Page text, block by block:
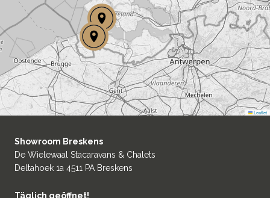
Leaflet
Showroom Breskens
De Wielewaal Stacaravans & Chalets
Deltahoek 1a 4511 PA Breskens
Täglich geöffnet!